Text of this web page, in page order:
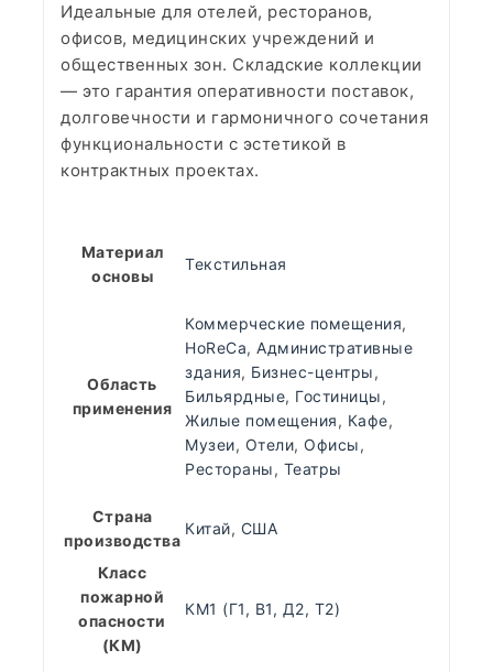
Идеальные для отелей, ресторанов,
офисов, медицинских учреждений и
общественных зон. Складские коллекции
— это гарантия оперативности поставок,
долговечности и гармоничного сочетания
функциональности с эстетикой в
контрактных проектах.
Материал
основы
Текстильная
Область
применения
Коммерческие помещения,
HoReCa, Административные
здания, Бизнес-центры,
Бильярдные, Гостиницы,
Жилые помещения, Кафе,
Музеи, Отели, Офисы,
Рестораны, Театры
Страна
производства
Китай, США
Класс
пожарной
опасности
(КМ)
КМ1 (Г1, В1, Д2, Т2)